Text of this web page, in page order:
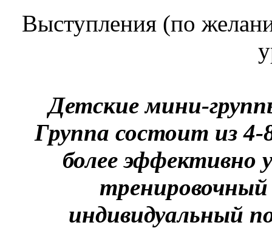
Выступления (по
Детские мини-
Группа состоит из 4-
более эффективно
индивидуальный